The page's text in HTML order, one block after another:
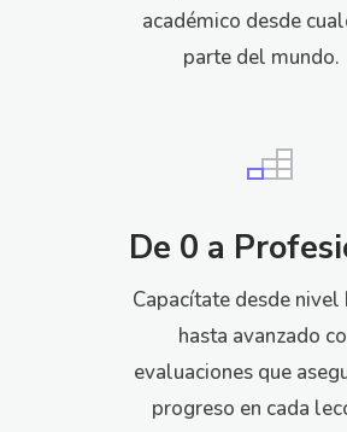
académico desde
parte del mundo.
De 0 a
Capacítate desde nivel
hasta avanzado
evaluaciones que
progreso en cada